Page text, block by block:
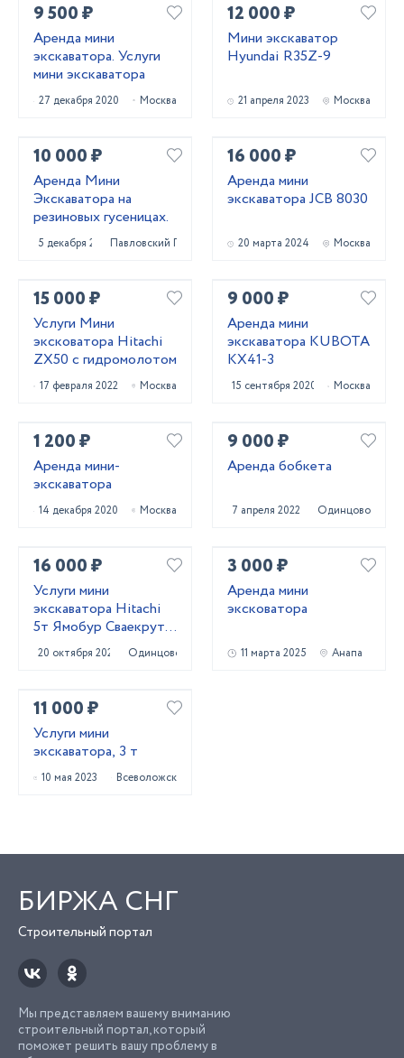
9 500 ₽
Аренда мини
экскаватора. Услуги
мини экскаватора
27 декабря 2020 Москва
12 000 ₽
Мини экскаватор
Hyundai R35Z-9
21 апреля 2023 Москва
10 000 ₽
Аренда Мини
Экскаватора на
резиновых гусеницах.
5 декабря 2020Павловский Посад
16 000 ₽
Аренда мини
экскаватора JCB 8030
20 марта 2024 Москва
15 000 ₽
Услуги Мини
эксковатора Hitachi
ZX50 с гидромолотом
17 февраля 2022 Москва
9 000 ₽
Аренда мини
экскаватора KUBOTA
KX41-3
15 сентября 2020 Москва
1 200 ₽
Аренда мини-
экскаватора
14 декабря 2020 Москва
9 000 ₽
Аренда бобкета
7 апреля 2022 Одинцово
16 000 ₽
Услуги мини
экскаватора Hitachi
5т Ямобур Сваекрут
Гидромолот
20 октября 2023 Одинцово
3 000 ₽
Аренда мини
эксковатора
11 марта 2025 Анапа
11 000 ₽
Услуги мини
экскаватора, 3 т
10 мая 2023 Всеволожск
БИРЖА СНГ
Строительный портал
Мы представляем вашему вниманию
строительный портал, который
поможет решить вашу проблему в